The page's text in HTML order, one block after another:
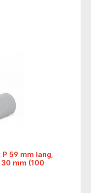
59 mm lang,
mm (100